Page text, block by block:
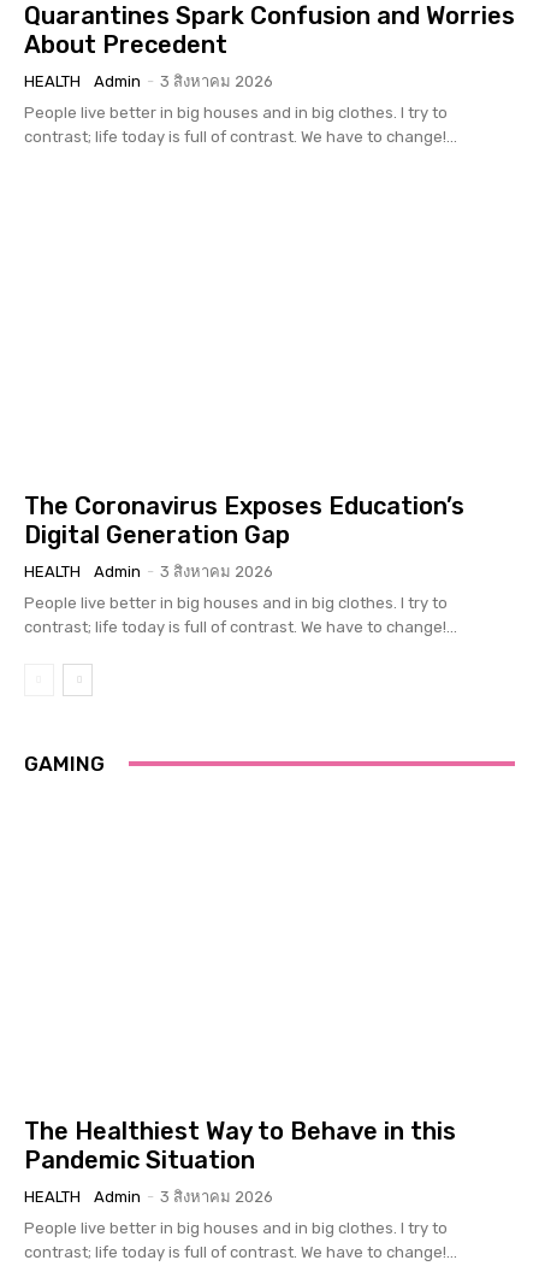
Quarantines Spark Confusion and Worries
About Precedent
HEALTH Admin - 3 สิงหาคม 2026
People live better in big houses and in big clothes. I try to
contrast; life today is full of contrast. We have to change!...
The Coronavirus Exposes Education’s
Digital Generation Gap
HEALTH Admin - 3 สิงหาคม 2026
People live better in big houses and in big clothes. I try to
contrast; life today is full of contrast. We have to change!...
GAMING
The Healthiest Way to Behave in this
Pandemic Situation
HEALTH Admin - 3 สิงหาคม 2026
People live better in big houses and in big clothes. I try to
contrast; life today is full of contrast. We have to change!...